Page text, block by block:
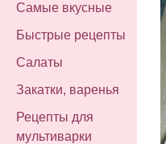
Самые вкусные
Быстрые рецепты
Салаты
Закатки, варенья
Рецепты для
мультиварки